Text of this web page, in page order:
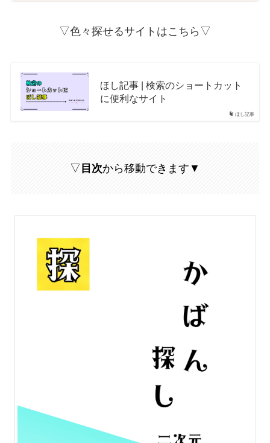
▽色々探せるサイトはこちら▽
ほし記事
ほし記事 | 検索のショートカット
に便利なサイト
▽ 目次から移動できます▼